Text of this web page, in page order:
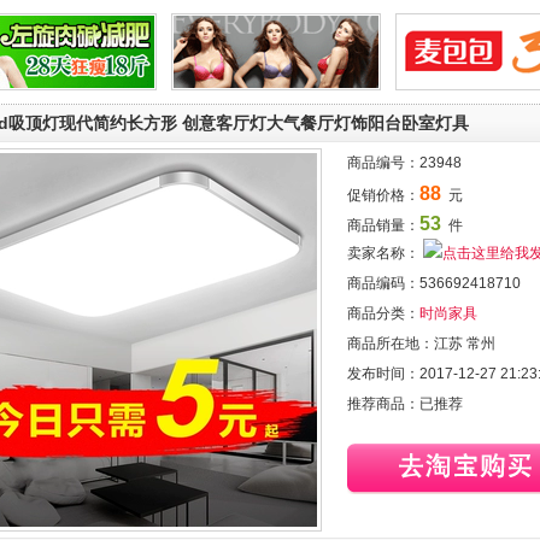
吸顶灯现代简约长方形 创意客厅灯大气餐厅灯饰阳台卧室灯具
商品编号： 23948
促销价格： 88 元
商品销量： 53 件
卖家名称：
商品编码： 536692418710
商品分类： 时尚家具
商品所在地： 江苏 常州
发布时间： 2017-12-27
推荐商品： 已推荐